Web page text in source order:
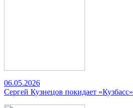
06.05.2026
Сергей Кузнецов покидает «Кузбасс»